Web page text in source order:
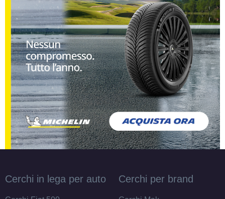
155/80 R13 79T G
Disponibile
165/70 R13 79T
Disponibile
145/70 R13 71T
Disponibile
Cerchi in lega per auto Cerchi per brand